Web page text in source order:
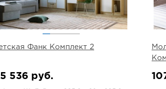
Фанк Комплект 2
536 руб.